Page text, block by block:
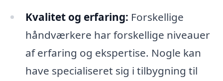
Kvalitet og erfaring: Forskellige
håndværkere har forskellige niveauer
af erfaring og ekspertise. Nogle kan
have specialiseret sig i tilbygning til